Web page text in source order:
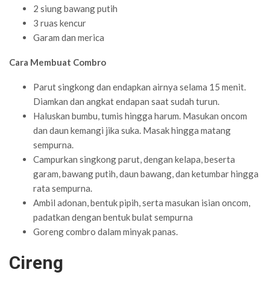
2 siung bawang putih
3 ruas kencur
Garam dan merica
Cara Membuat Combro
Parut singkong dan endapkan airnya selama 15 menit.
Diamkan dan angkat endapan saat sudah turun.
Haluskan bumbu, tumis hingga harum. Masukan oncom
dan daun kemangi jika suka. Masak hingga matang
sempurna.
Campurkan singkong parut, dengan kelapa, beserta
garam, bawang putih, daun bawang, dan ketumbar hingga
rata sempurna.
Ambil adonan, bentuk pipih, serta masukan isian oncom,
padatkan dengan bentuk bulat sempurna
Goreng combro dalam minyak panas.
Cireng